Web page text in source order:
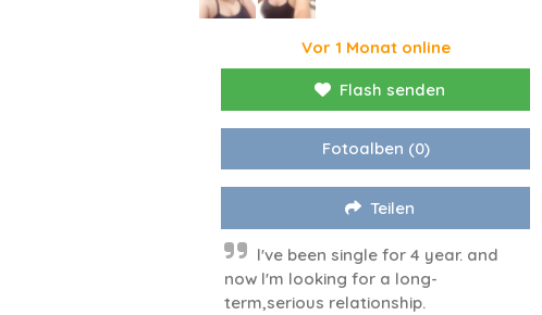
Vor 1 Monat online
Flash senden
Fotoalben (0)
Teilen
l've been single for 4 year. and
now l'm looking for a long-
term,serious relationship.